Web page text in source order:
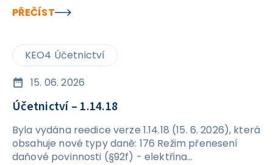
formulářů.
PŘEČÍST
KEO4 Účetnictví
15. 06. 2026
Účetnictví – 1.14.18
Byla vydána reedice verze 1.14.18 (15. 6. 2026), která
obsahuje nové typy daně: 176 Režim přenesení
daňové povinnosti (§92f) - elektřina